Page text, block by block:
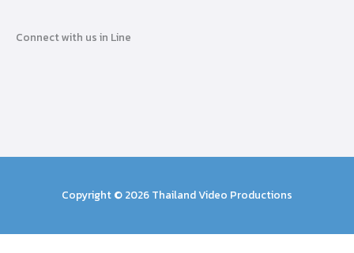
Connect with us in Line
Copyright © 2026 Thailand Video Productions